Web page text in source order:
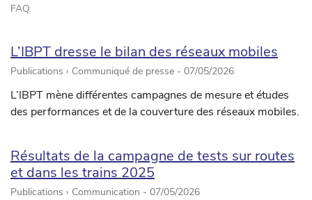
FAQ
L’IBPT dresse le bilan des réseaux mobiles
Publications › Communiqué de presse - 07/05/2026
L’IBPT mène différentes campagnes de mesure et études
des performances et de la couverture des réseaux mobiles.
Résultats de la campagne de tests sur routes
et dans les trains 2025
Publications › Communication - 07/05/2026